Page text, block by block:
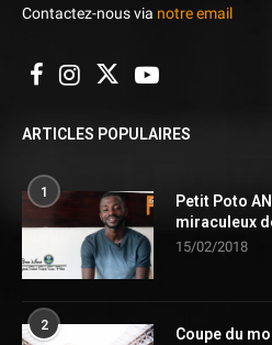
Contactez-nous via notre email
ARTICLES POPULAIRES
1
Petit Poto
miraculeux
15/02/2018
2
Coupe du